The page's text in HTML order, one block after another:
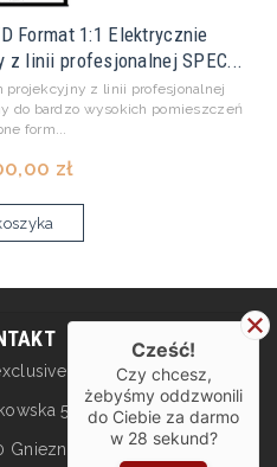
Format 1:1 Elektrycznie
z linii profesjonalnej SPEC...
z linii profesjonalnej
do bardzo wysokich pomieszczeń
form...
zł
5a
Gniezno
Cześć!
Czy chcesz,
żebyśmy oddzwonili
do Ciebie za darmo
w 28 sekund?